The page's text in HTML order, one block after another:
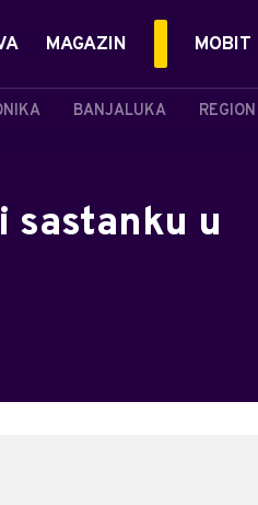
BANJALUKA REGION
MAGAZIN MOBIT
sastanku u